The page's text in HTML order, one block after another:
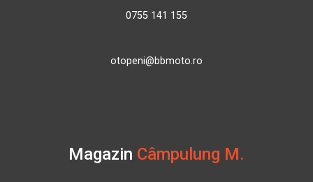
0755 141 155
otopeni@bbmoto.ro
Magazin Câmpulung M.